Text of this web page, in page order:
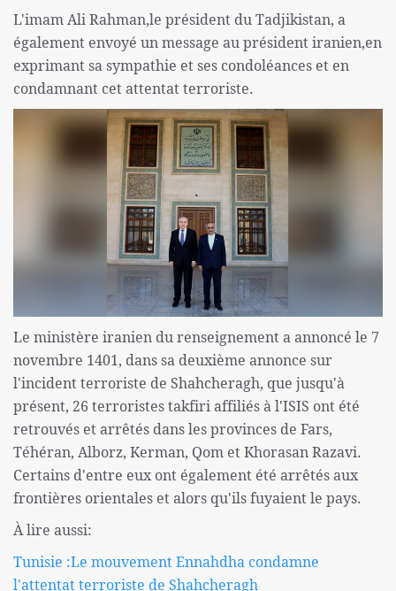
L'imam Ali Rahman,le président du Tadjikistan, a
également envoyé un message au président iranien,en
exprimant sa sympathie et ses condoléances et en
condamnant cet attentat terroriste.
Le ministère iranien du renseignement a annoncé le 7
novembre 1401, dans sa deuxième annonce sur
l'incident terroriste de Shahcheragh, que jusqu'à
présent, 26 terroristes takfiri affiliés à l'ISIS ont été
retrouvés et arrêtés dans les provinces de Fars,
Téhéran, Alborz, Kerman, Qom et Khorasan Razavi.
Certains d'entre eux ont également été arrêtés aux
frontières orientales et alors qu'ils fuyaient le pays.
À lire aussi:
Tunisie :Le mouvement Ennahdha condamne
l'attentat terroriste de Shahcheragh